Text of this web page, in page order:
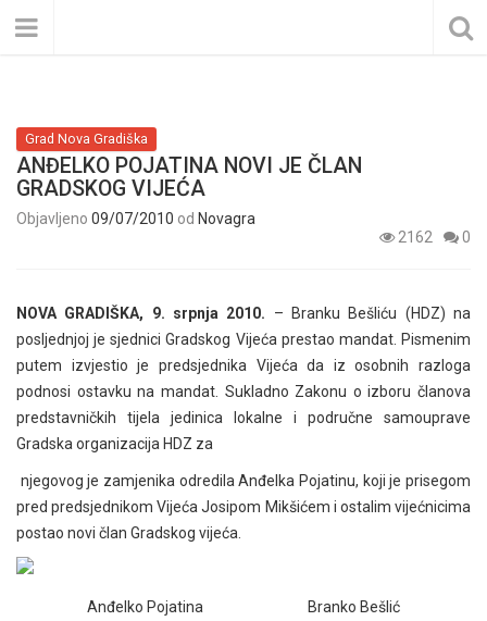
Grad Nova Gradiška
ANĐELKO POJATINA NOVI JE ČLAN
GRADSKOG VIJEĆA
Objavljeno 09/07/2010 od Novagra
2162
0
NOVA GRADIŠKA, 9. srpnja 2010. – Branku Bešliću (HDZ) na
posljednjoj je sjednici Gradskog Vijeća prestao mandat. Pismenim
putem izvjestio je predsjednika Vijeća da iz osobnih razloga
podnosi ostavku na mandat. Sukladno Zakonu o izboru članova
predstavničkih tijela jedinica lokalne i područne samouprave
Gradska organizacija HDZ za
njegovog je zamjenika odredila Anđelka Pojatinu, koji je prisegom
pred predsjednikom Vijeća Josipom Mikšićem i ostalim vijećnicima
postao novi član Gradskog vijeća.
Anđelko Pojatina Branko Bešlić